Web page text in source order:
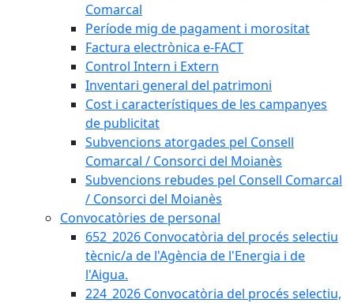
Comarcal
Període mig de pagament i morositat
Factura electrònica e-FACT
Control Intern i Extern
Inventari general del patrimoni
Cost i característiques de les campanyes
de publicitat
Subvencions atorgades pel Consell
Comarcal / Consorci del Moianès
Subvencions rebudes pel Consell Comarcal
/ Consorci del Moianès
Convocatòries de personal
652_2026 Convocatòria del procés selectiu
tècnic/a de l'Agència de l'Energia i de
l'Aigua.
224_2026 Convocatòria del procés selectiu,